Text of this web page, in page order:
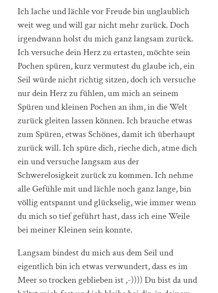
Ich lache und lächle vor Freude bin unglaublich
weit weg und will gar nicht mehr zurück. Doch
irgendwann holst du mich ganz langsam zurück.
Ich versuche dein Herz zu ertasten, möchte sein
Pochen spüren, kurz vermutest du glaube ich, ein
Seil würde nicht richtig sitzen, doch ich versuche
nur dein Herz zu fühlen, um mich an seinem
Spüren und kleinen Pochen an ihm, in die Welt
zurück gleiten lassen können. Ich brauche etwas
zum Spüren, etwas Schönes, damit ich überhaupt
zurück will. Ich spüre dich, rieche dich, atme dich
ein und versuche langsam aus der
Schwerelosigkeit zurück zu kommen. Ich nehme
alle Gefühle mit und lächle noch ganz lange, bin
völlig entspannt und glückselig, wie immer wenn
du mich so tief geführt hast, dass ich eine Weile
bei meiner Kleinen sein konnte.
Langsam bindest du mich aus dem Seil und
eigentlich bin ich etwas verwundert, dass es im
Meer so trocken geblieben ist ,-)))) Du bist da und